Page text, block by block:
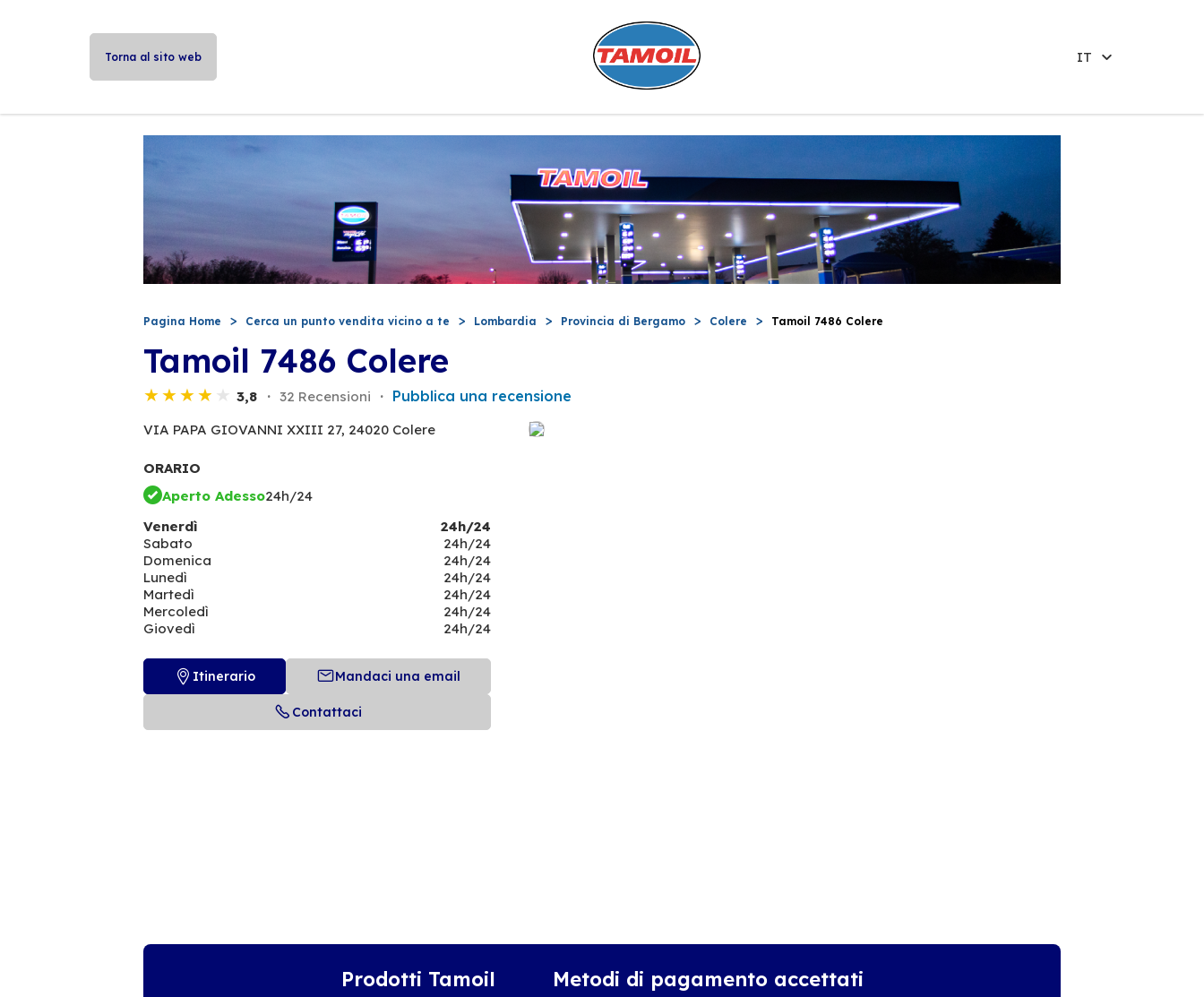
Torna al sito web IT
Pagina Home Cerca un punto vendita vicino a te Lombardia Provincia di Bergamo Colere Tamoil 7486 Colere
Tamoil 7486 Colere
3,8 32 Recensioni Pubblica una recensione
VIA PAPA GIOVANNI XXIII 27, 24020 Colere
ORARIO
Aperto Adesso24h/24
Venerdì
24h/24
Sabato
24h/24
Domenica
24h/24
Lunedì
24h/24
Martedì
24h/24
Mercoledì
24h/24
Giovedì
24h/24
Itinerario Mandaci una email
Contattaci
Prodotti Tamoil Metodi di pagamento accettati